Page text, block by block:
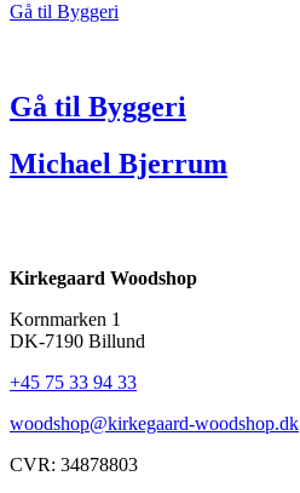
Gå til Byggeri
Gå til Byggeri
Michael Bjerrum
Kirkegaard Woodshop
Kornmarken 1
DK-7190 Billund
+45 75 33 94 33
woodshop@kirkegaard-woodshop.dk
CVR: 34878803